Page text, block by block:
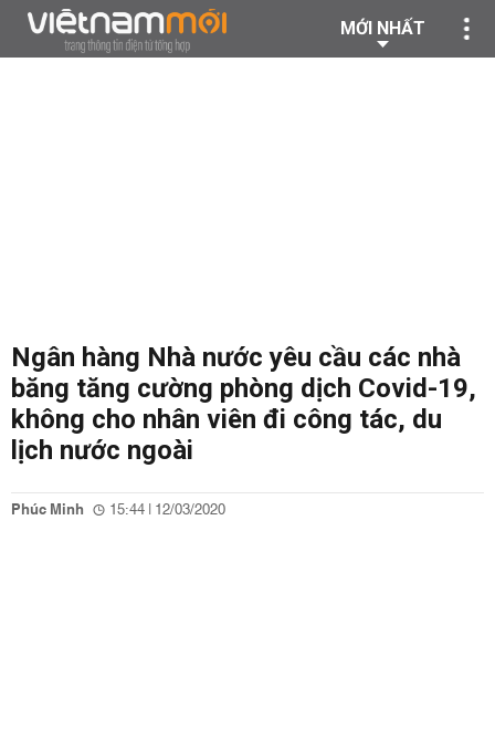
MỚI NHẤT
Ngân hàng Nhà nước yêu cầu các nhà
băng tăng cường phòng dịch Covid-19,
không cho nhân viên đi công tác, du
lịch nước ngoài
Phúc Minh 15:44 | 12/03/2020